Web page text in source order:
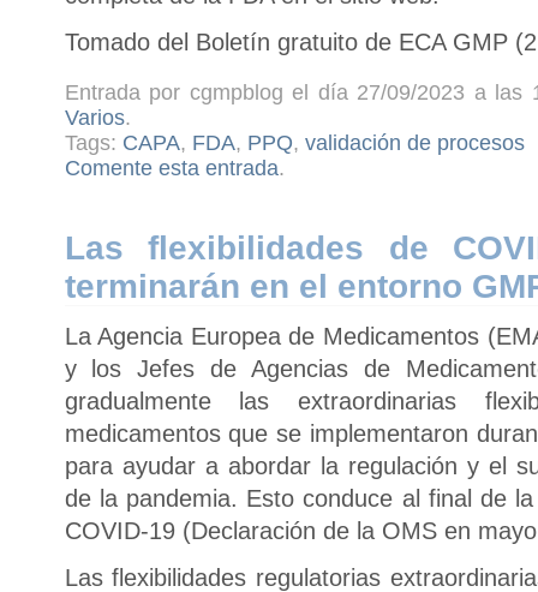
Tomado del Boletín gratuito de ECA GMP
Entrada por cgmpblog el día 27/09/2023 a
Varios.
Tags: CAPA, FDA, PPQ, validación de procesos
Comente esta entrada.
Las flexibilidades de
terminarán en el entorno
La Agencia Europea de Medicamentos
y los Jefes de Agencias de
gradualmente las extraordinarias
medicamentos que se implementaron
para ayudar a abordar la regulación y el
de la pandemia. Esto conduce al final de
COVID-19 (Declaración de la OMS en
Las flexibilidades regulatorias